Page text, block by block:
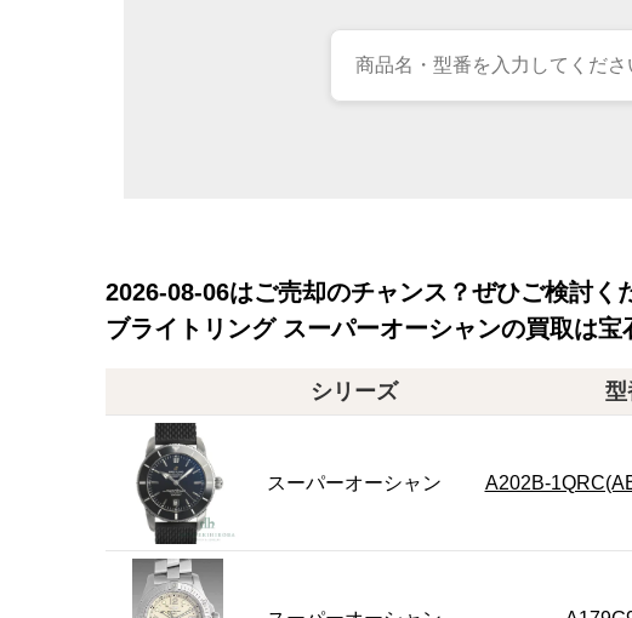
2026-08-06はご売却のチャンス？ぜひご検討く
ブライトリング スーパーオーシャンの買取は宝
シリーズ 型
スーパーオーシャン A202B-